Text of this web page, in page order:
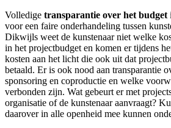
Volledige transparantie over het budget
voor een faire onderhandeling tussen
Dikwijls weet de kunstenaar niet welke
in het projectbudget en komen er tijdens
kosten aan het licht die ook uit dat
betaald. Er is ook nood aan transparantie
sponsoring en coproductie en welke
verbonden zijn. Wat gebeurt er met
organisatie of de kunstenaar aanvraagt?
daarover in alle openheid mee kunnen